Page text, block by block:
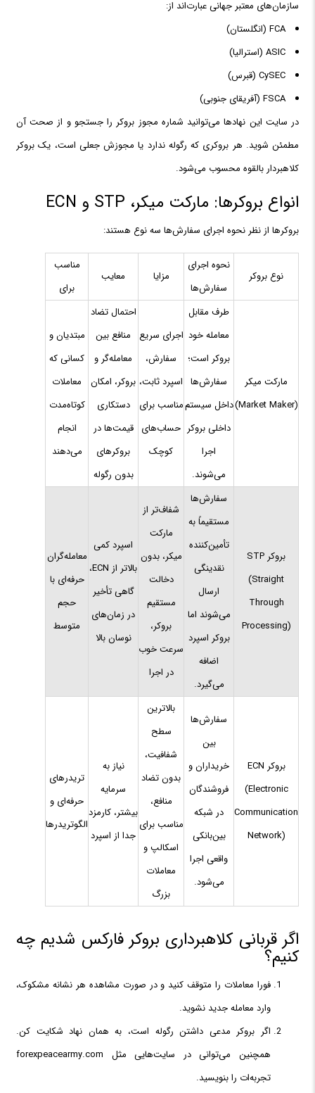
سازمان‌های معتبر جهانی عبارت‌اند از:
FCA (انگلستان)
ASIC (استرالیا)
CySEC (قبرس)
FSCA (آفریقای جنوبی)
در سایت این نهادها می‌توانید شماره مجوز بروکر را جستجو و از صحت آن
مطمئن شوید. هر بروکری که رگوله ندارد یا مجوزش جعلی است، یک بروکر
کلاهبردار بالقوه محسوب می‌شود.
انواع بروکرها: مارکت میکر، STP و ECN
بروکرها از نظر نحوه اجرای سفارش‌ها سه نوع هستند:
نوع بروکر
نحوه اجرای
سفارش‌ها
مزایا معایب
مناسب
برای
مارکت میکر
(Market Maker)
طرف مقابل
معامله خود
بروکر است؛
سفارش‌ها
داخل سیستم
داخلی بروکر
اجرا
می‌شوند.
اجرای سریع
سفارش،
اسپرد ثابت،
مناسب برای
حساب‌های
کوچک
احتمال تضاد
منافع بین
معامله‌گر و
بروکر، امکان
دستکاری
قیمت‌ها در
بروکرهای
بدون رگوله
مبتدیان و
کسانی که
معاملات
کوتاه‌مدت
انجام
می‌دهند
بروکر STP
(Straight
Through
Processing)
سفارش‌ها
مستقیماً به
تأمین‌کننده
نقدینگی
ارسال
می‌شوند اما
بروکر اسپرد
اضافه
می‌گیرد.
شفاف‌تر از
مارکت
میکر، بدون
دخالت
مستقیم
بروکر،
سرعت خوب
در اجرا
اسپرد کمی
بالاتر از ECN،
گاهی تأخیر
در زمان‌های
نوسان بالا
معامله‌گران
حرفه‌ای با
حجم
متوسط
بروکر ECN
(Electronic
Communication
Network)
سفارش‌ها
بین
خریداران و
فروشندگان
در شبکه
بین‌بانکی
واقعی اجرا
می‌شود.
بالاترین
سطح
شفافیت،
بدون تضاد
منافع،
مناسب برای
اسکالپ و
معاملات
بزرگ
نیاز به
سرمایه
بیشتر، کارمزد
جدا از اسپرد
تریدرهای
حرفه‌ای و
الگوتریدرها
اگر قربانی کلاهبرداری بروکر فارکس شدیم چه
کنیم؟
فورا معاملات را متوقف کنید و در صورت مشاهده هر نشانه مشکوک،
وارد معامله جدید نشوید.
اگر بروکر مدعی داشتن رگوله است، به همان نهاد شکایت کن.
همچنین می‌توانی در سایت‌هایی مثل forexpeacearmy.com
تجربه‌ات را بنویسید.